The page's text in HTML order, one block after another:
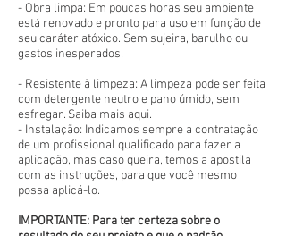
- Obra limpa: Em poucas horas seu ambiente
está renovado e pronto para uso em função de
seu caráter atóxico. Sem sujeira, barulho ou
gastos inesperados.
- Resistente à limpeza: A limpeza pode ser feita
com detergente neutro e pano úmido, sem
esfregar. Saiba mais aqui.
- Instalação: Indicamos sempre a contratação
de um profissional qualificado para fazer a
aplicação, mas caso queira, temos a apostila
com as instruções, para que você mesmo
possa aplicá-lo.
IMPORTANTE: Para ter certeza sobre o